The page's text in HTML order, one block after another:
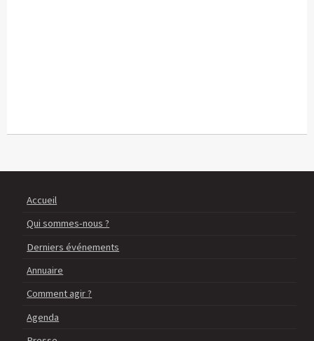
Accueil
Qui sommes-nous ?
Derniers événements
Annuaire
Comment agir ?
Agenda